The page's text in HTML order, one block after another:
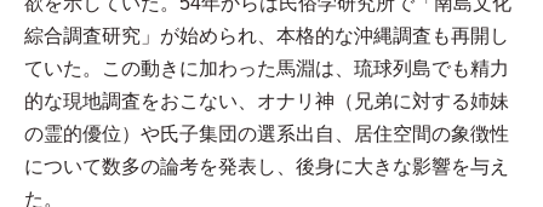
綜合調査研究」が始められ、本格的な沖縄調査も再開し
ていた。この動きに加わった馬淵は、琉球列島でも精力
的な現地調査をおこない、オナリ神（兄弟に対する姉妹
の霊的優位）や氏子集団の選系出自、居住空間の象徴性
について数多の論考を発表し、後身に大きな影響を与え
た。